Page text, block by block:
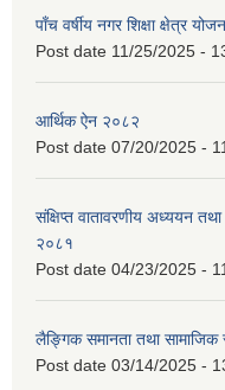
पाँच वर्षीय नगर शिक्षा क्षेत्र
Post date 11/25/2025 -
आर्थिक ऐन २०८२
Post date 07/20/2025 -
संक्षिप्त वातावरणीय अध्ययन तथा
२०८१
Post date 04/23/2025 -
लैङ्गिक समानता तथा
Post date 03/14/2025 -